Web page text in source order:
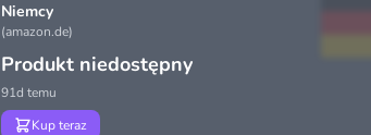
Niemcy
(amazon.de)
Produkt niedostępny
91d temu
Kup teraz